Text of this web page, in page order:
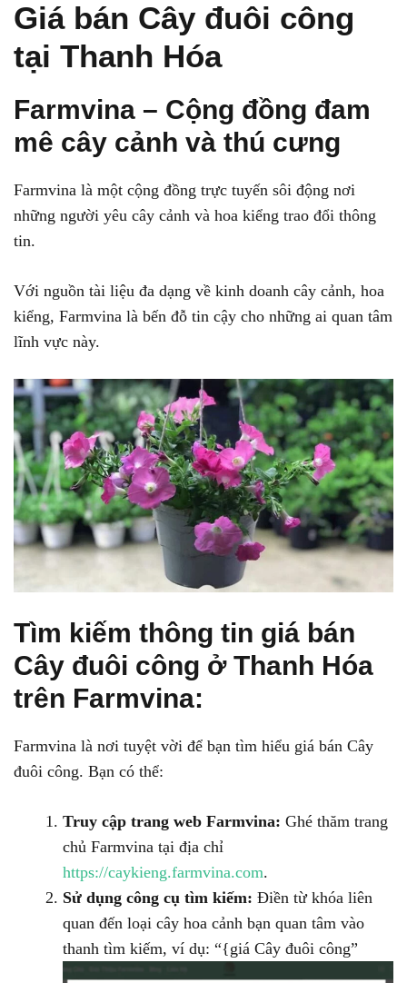
Giá bán Cây đuôi công
tại Thanh Hóa
Farmvina – Cộng đồng đam
mê cây cảnh và thú cưng
Farmvina là một cộng đồng trực tuyến sôi động nơi
những người yêu cây cảnh và hoa kiểng trao đổi thông
tin.
Với nguồn tài liệu đa dạng về kinh doanh cây cảnh, hoa
kiểng, Farmvina là bến đỗ tin cậy cho những ai quan tâm
lĩnh vực này.
Tìm kiếm thông tin giá bán
Cây đuôi công ở Thanh Hóa
trên Farmvina:
Farmvina là nơi tuyệt vời để bạn tìm hiểu giá bán Cây
đuôi công. Bạn có thể:
Truy cập trang web Farmvina: Ghé thăm trang
chủ Farmvina tại địa chỉ
https://caykieng.farmvina.com.
Sử dụng công cụ tìm kiếm: Điền từ khóa liên
quan đến loại cây hoa cảnh bạn quan tâm vào
thanh tìm kiếm, ví dụ: “{giá Cây đuôi công”